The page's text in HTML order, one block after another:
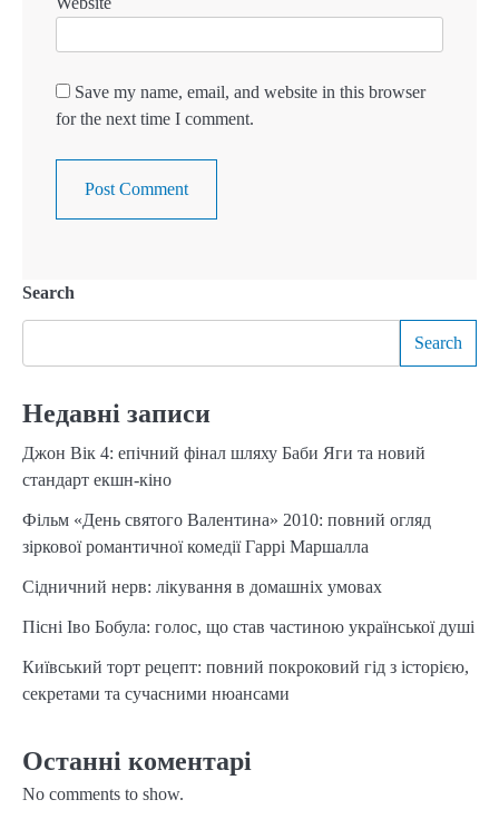
Save my name, email, and website in this browser
for the next time I comment.
Search
Search
Недавні записи
Джон Вік 4: епічний фінал шляху Баби Яги та новий
стандарт екшн-кіно
Фільм «День святого Валентина» 2010: повний огляд
зіркової романтичної комедії Гаррі Маршалла
Сідничний нерв: лікування в домашніх умовах
Пісні Іво Бобула: голос, що став частиною української душі
Київський торт рецепт: повний покроковий гід з історією,
секретами та сучасними нюансами
Останні коментарі
No comments to show.